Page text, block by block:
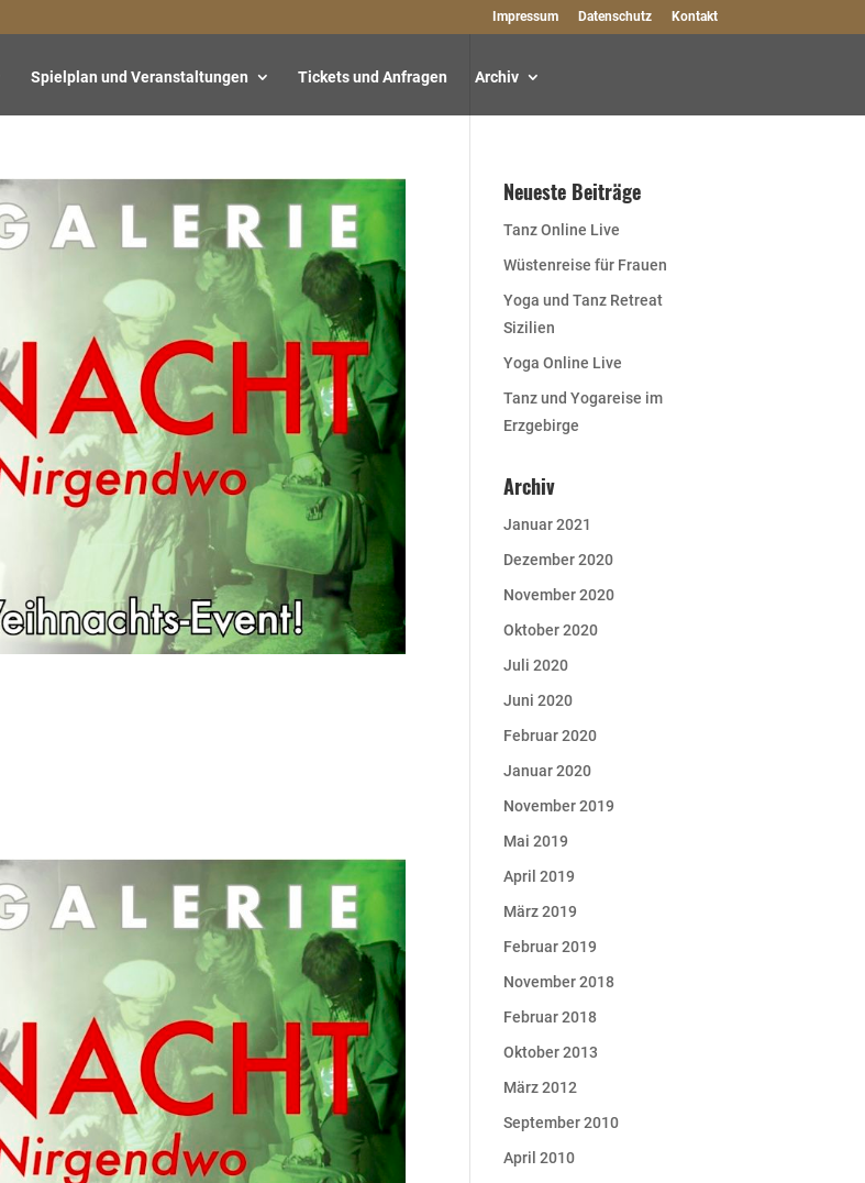
Impressum Datenschutz Kontakt
Spielplan und Veranstaltungen Tickets und Anfragen Archiv
Neueste Beiträge
Tanz Online Live
Wüstenreise für Frauen
Yoga und Tanz Retreat
Sizilien
Yoga Online Live
Tanz und Yogareise im
Erzgebirge
Archiv
Januar 2021
Dezember 2020
November 2020
Oktober 2020
Juli 2020
Juni 2020
Februar 2020
Januar 2020
November 2019
Mai 2019
April 2019
März 2019
Februar 2019
November 2018
Februar 2018
Oktober 2013
März 2012
September 2010
April 2010